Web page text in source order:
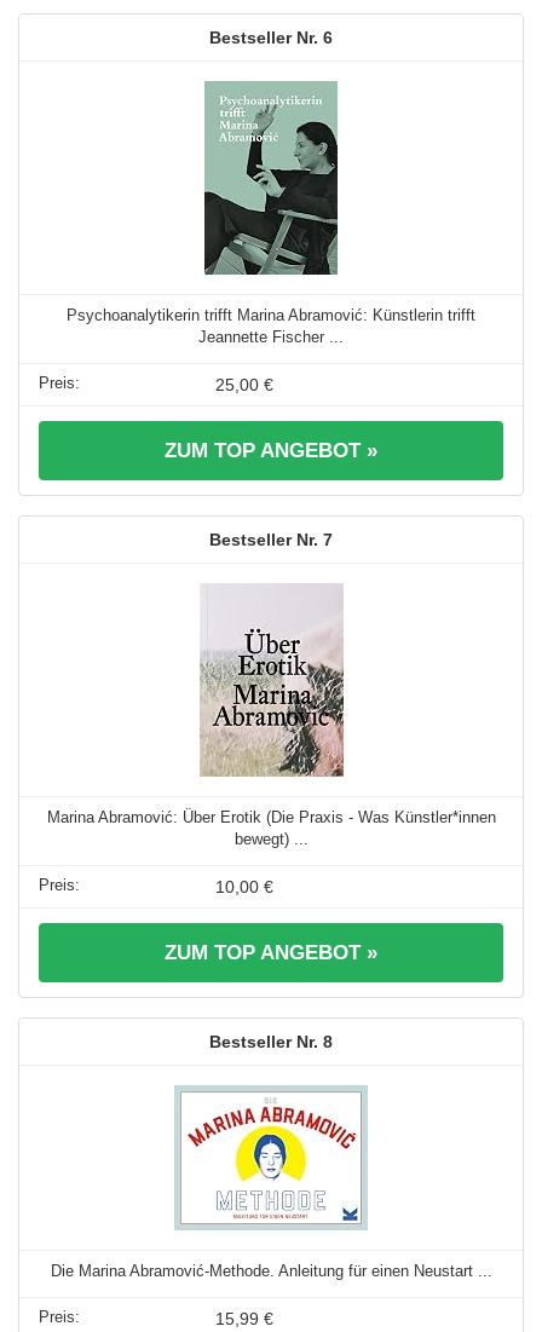
6
Psychoanalytikerin trifft Marina Abramović: Künstlerin trifft
Jeannette Fischer ...
25,00 €
ZUM TOP ANGEBOT »
7
Marina Abramović: Über Erotik (Die Praxis - Was Künstler*innen
bewegt) ...
10,00 €
ZUM TOP ANGEBOT »
8
Die Marina Abramović-Methode. Anleitung für einen Neustart ...
15,99 €